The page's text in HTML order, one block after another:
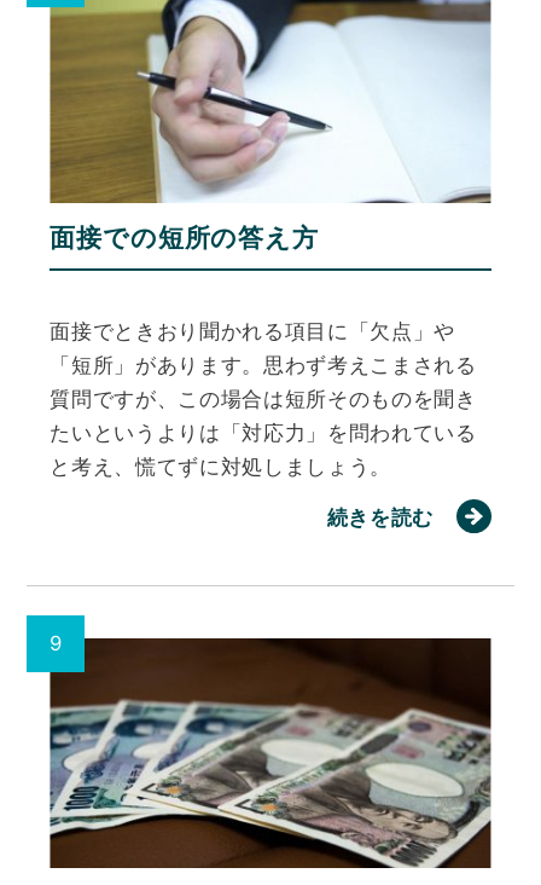
面接での短所の答え方
面接でときおり聞かれる項目に「欠点」や
「短所」があります。思わず考えこまされる
質問ですが、この場合は短所そのものを聞き
たいというよりは「対応力」を問われている
と考え、慌てずに対処しましょう。
続きを読む